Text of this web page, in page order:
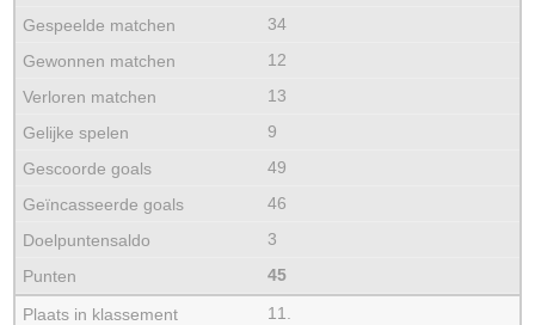
34
12
13
9
49
46
3
45
11.